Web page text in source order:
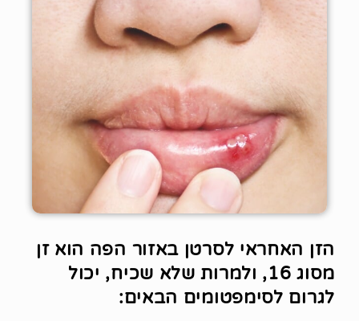
הזן האחראי לסרטן באזור הפה הוא זן
מסוג 16, ולמרות שלא שכיח, יכול
לגרום לסימפטומים הבאים: